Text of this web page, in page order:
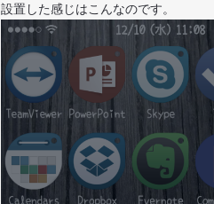
設置した感じはこんなのです。